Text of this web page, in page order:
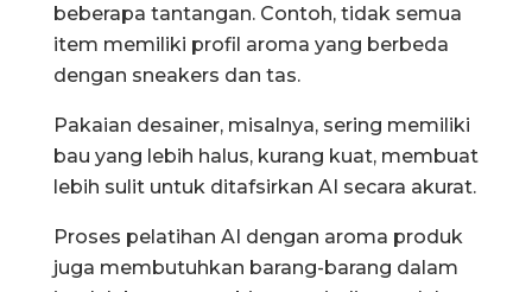
beberapa tantangan. Contoh, tidak semua
item memiliki profil aroma yang berbeda
dengan sneakers dan tas.
Pakaian desainer, misalnya, sering memiliki
bau yang lebih halus, kurang kuat, membuat
lebih sulit untuk ditafsirkan AI secara akurat.
Proses pelatihan AI dengan aroma produk
juga membutuhkan barang-barang dalam